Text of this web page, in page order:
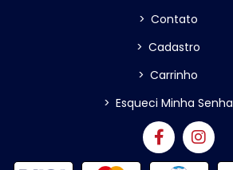
> Contato
> Cadastro
> Carrinho
> Esqueci Minha Senha